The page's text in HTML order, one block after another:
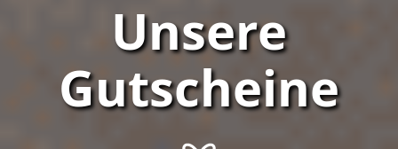
Unsere
Gutscheine